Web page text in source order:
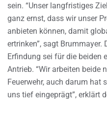
sein. “Unser langfristiges
ganz ernst, dass wir unser
anbieten können, damit
ertrinken”, sagt Brummayer.
Erfindung sei für die beiden
Antrieb. “Wir arbeiten beide
Feuerwehr, auch darum hat
uns tief eingeprägt”, erklärt